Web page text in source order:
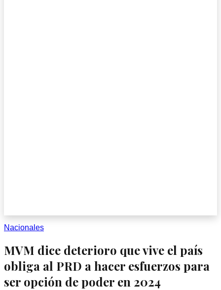
Nacionales
MVM dice deterioro que vive el país
obliga al PRD a hacer esfuerzos para
ser opción de poder en 2024